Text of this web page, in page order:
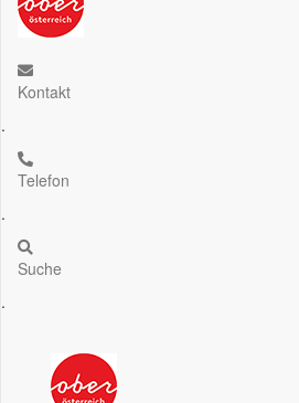
Kontakt
.
Telefon
.
Suche
.